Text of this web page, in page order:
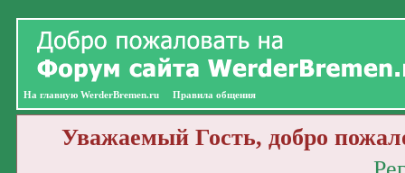
На главную WerderBremen.ru Правила общения
Уважаемый Гость, добро